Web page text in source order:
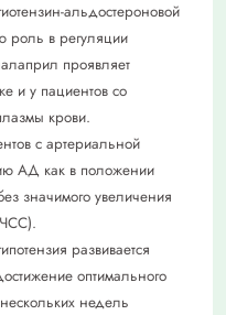
альдостероновой
роль в регуляции
проявляет
и у пациентов со
крови.
с артериальной
АД как в положении
значимого увеличения
развивается
оптимального
недель